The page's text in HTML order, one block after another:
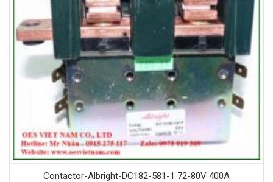
Contactor-Albright-DC182-581-1 72-80V 400A